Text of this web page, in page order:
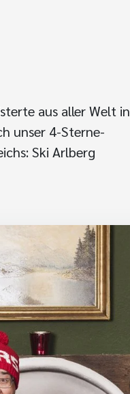
aus aller Welt in
unser 4-Sterne-
Ski Arlberg